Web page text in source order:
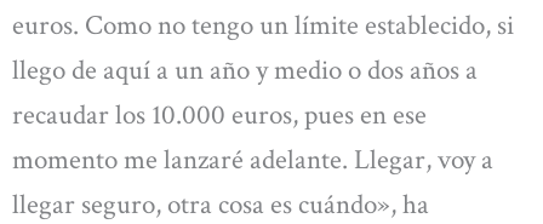
euros. Como no tengo un límite establecido, si
llego de aquí a un año y medio o dos años a
recaudar los 10.000 euros, pues en ese
momento me lanzaré adelante. Llegar, voy a
llegar seguro, otra cosa es cuándo», ha